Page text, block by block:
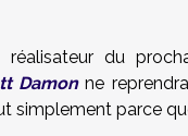
réalisateur du
Damonne
simplement parce